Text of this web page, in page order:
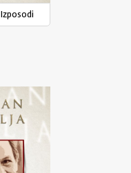
Izposodi